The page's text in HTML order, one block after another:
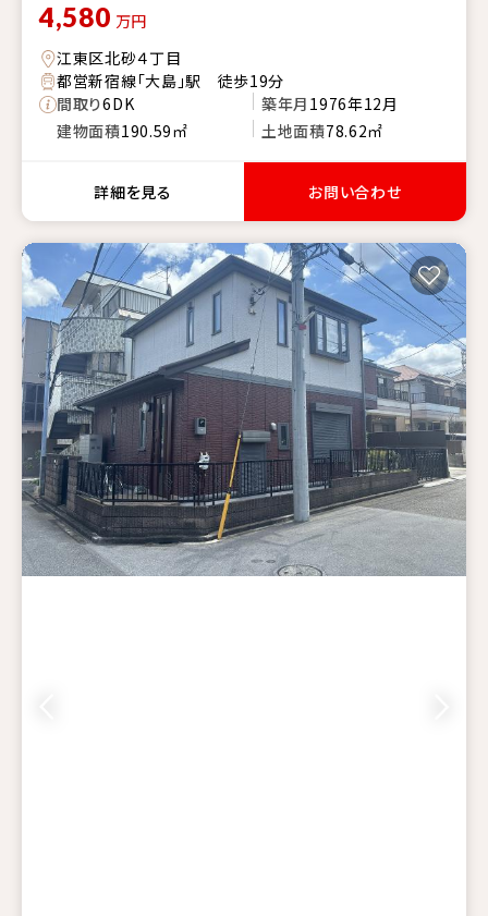
4,580 万円
江東区北砂４丁目
都営新宿線「大島」駅 徒歩19分
間取り6DK 築年月 1976年12月
建物面積190.59㎡ 土地面積78.62㎡
詳細を見る お問い合わせ